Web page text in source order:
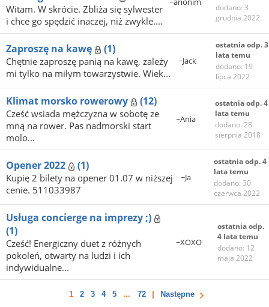
Witam. W skrócie. Zbliża się sylwester
i chce go spędzić inaczej, niż zwykle....
dodano: 3
grudnia 2022
Zaproszę na kawę (1)
Chętnie zaproszę panią na kawę, zależy
mi tylko na miłym towarzystwie. Wiek...
~Jack
ostatnia odp. 3
lata temu
dodano: 19
lipca 2022
Klimat morsko rowerowy (12)
Cześć wsiada mężczyzna w sobotę ze
mną na rower. Pas nadmorski start
molo...
~Ania
ostatnia odp. 4
lata temu
dodano: 28
sierpnia 2018
Opener 2022 (1)
Kupię 2 bilety na opener 01.07 w niższej
cenie. 511033987
~Ja
ostatnia odp. 4
lata temu
dodano: 30
czerwca 2022
Usługa concierge na imprezy ;)
(1)
Cześć! Energiczny duet z różnych
pokoleń, otwarty na ludzi i ich
indywidualne...
~XOXO
ostatnia odp.
4 lata temu
dodano: 12
maja 2022
1 2 3 4 5 ... 72 Następne